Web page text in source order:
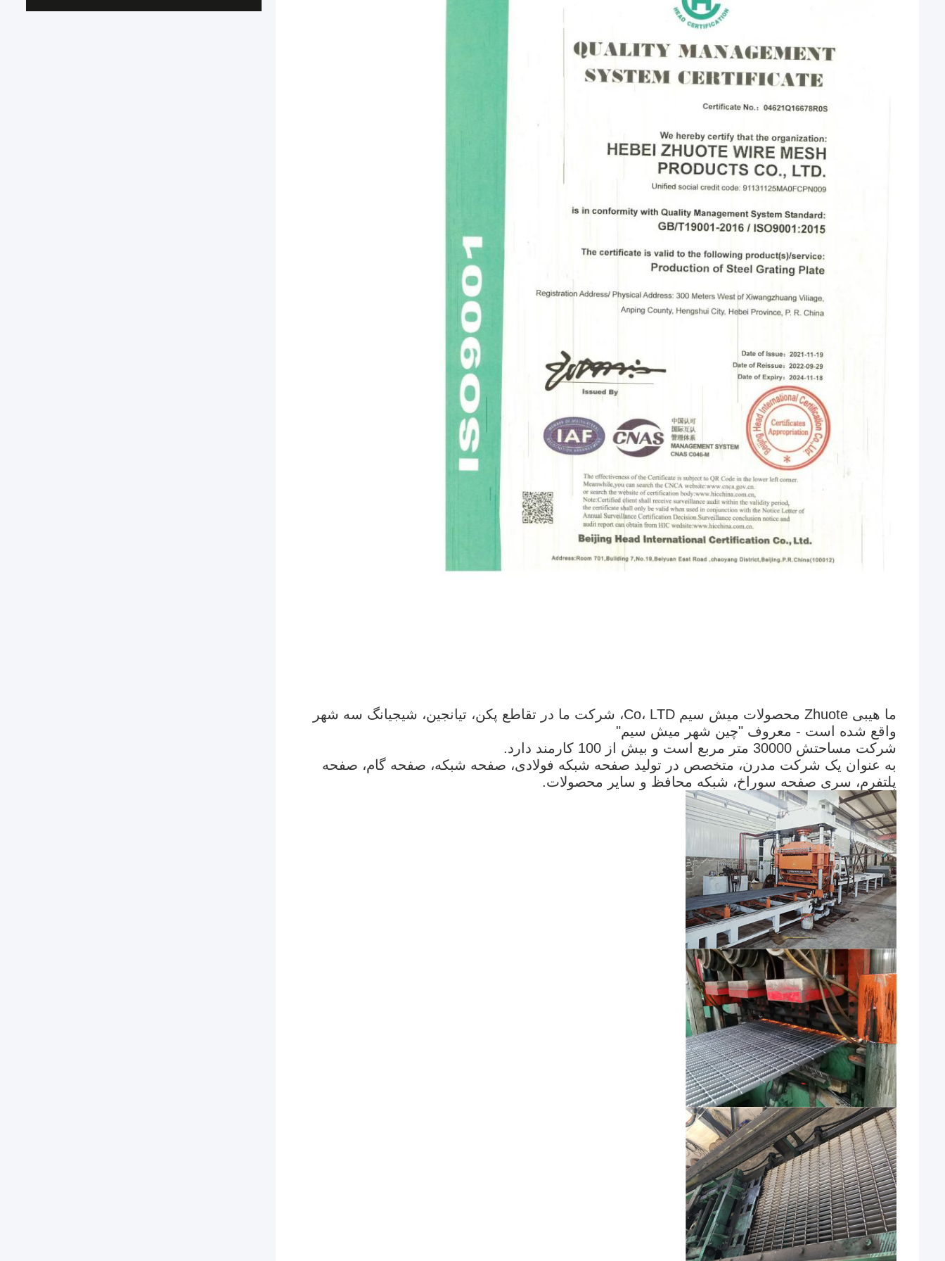
ما هیبی Zhuote محصولات میش سیم Co، LTD، شرکت ما در تقاطع پکن، تیانجین، شیجیانگ سه شهر
واقع شده است - معروف "چین شهر میش سیم"
شرکت مساحتش 30000 متر مربع است و بیش از 100 کارمند دارد.
به عنوان یک شرکت مدرن، متخصص در تولید صفحه شبکه فولادی، صفحه شبکه، صفحه گام، صفحه
پلتفرم، سری صفحه سوراخ، شبکه محافظ و سایر محصولات.